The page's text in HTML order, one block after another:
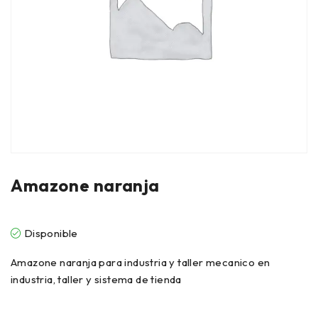
Amazone naranja
Disponible
Amazone naranja para industria y taller mecanico en
industria, taller y sistema de tienda